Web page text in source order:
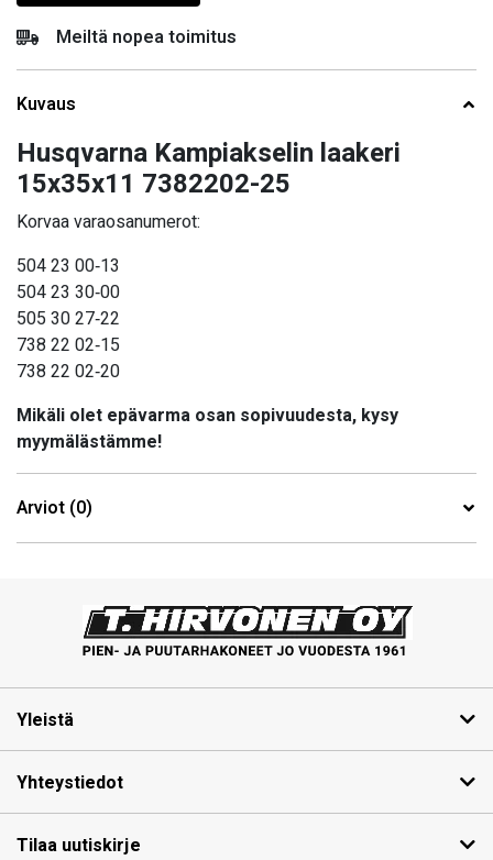
Meiltä nopea toimitus
Kuvaus
Husqvarna Kampiakselin laakeri
15x35x11 7382202-25
Korvaa varaosanumerot:
504 23 00‑13
504 23 30‑00
505 30 27‑22
738 22 02‑15
738 22 02‑20
Mikäli olet epävarma osan sopivuudesta, kysy
myymälästämme!
Arviot (0)
Yleistä
Yhteystiedot
Tilaa uutiskirje